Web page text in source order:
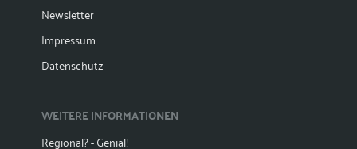
Newsletter
Impressum
Datenschutz
WEITERE INFORMATIONEN
Regional? - Genial!